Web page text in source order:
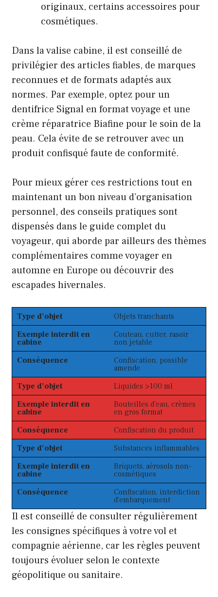
originaux, certains accessoires pour
cosmétiques.
Dans la valise cabine, il est conseillé de
privilégier des articles fiables, de marques
reconnues et de formats adaptés aux
normes. Par exemple, optez pour un
dentifrice Signal en format voyage et une
crème réparatrice Biafine pour le soin de la
peau. Cela évite de se retrouver avec un
produit confisqué faute de conformité.
Pour mieux gérer ces restrictions tout en
maintenant un bon niveau d’organisation
personnel, des conseils pratiques sont
dispensés dans le guide complet du
voyageur, qui aborde par ailleurs des thèmes
complémentaires comme voyager en
automne en Europe ou découvrir des
escapades hivernales.
Type d’objet
Objets tranchants
Exemple interdit en
cabine
Couteau, cutter, rasoir
non jetable
Conséquence
Confiscation, possible
amende
Type d’objet
Liquides >100 ml
Exemple interdit en
cabine
Bouteilles d’eau, crèmes
en gros format
Conséquence
Confiscation du produit
Type d’objet
Substances inflammables
Exemple interdit en
cabine
Briquets, aérosols non-
cosmétiques
Conséquence
Confiscation, interdiction
d’embarquement
Il est conseillé de consulter régulièrement
les consignes spécifiques à votre vol et
compagnie aérienne, car les règles peuvent
toujours évoluer selon le contexte
géopolitique ou sanitaire.